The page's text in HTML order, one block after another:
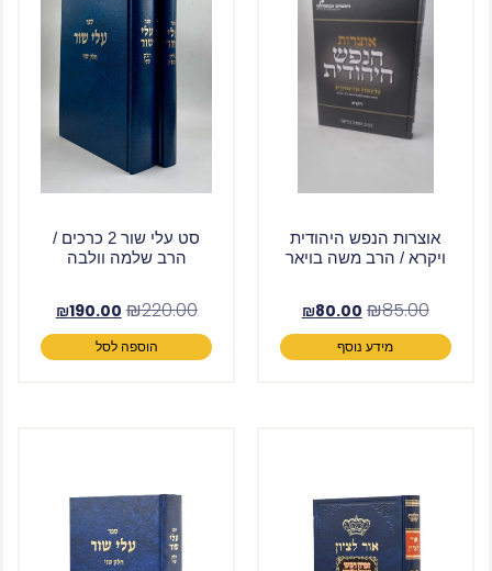
אוצרות הנפש היהודית
ויקרא / הרב משה בויאר
₪85.00
₪80.00
מידע נוסף
סט עלי שור 2 כרכים /
הרב שלמה וולבה
₪220.00
₪190.00
הוספה לסל